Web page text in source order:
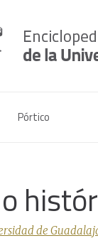
Pórtico
de